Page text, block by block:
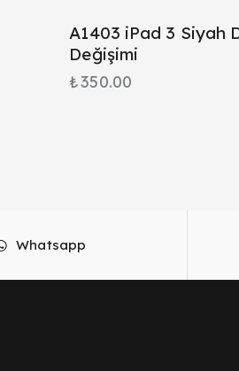
A1403 iPad 3 Siyah
Değişimi
₺350.00
Whatsapp